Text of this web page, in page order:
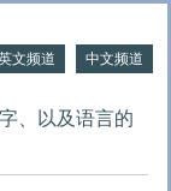
文频道 中文频道
、以及语言的